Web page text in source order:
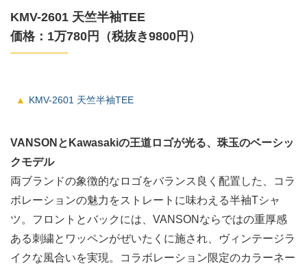
KMV-2601 天竺半袖TEE
価格：1万780円（税抜き9800円）
KMV-2601 天竺半袖TEE
VANSONとKawasakiの王道ロゴが光る、珠玉のベーシッ
クモデル
両ブランドの象徴的なロゴをバランス良く配置した、コラ
ボレーションの魅力をストレートに味わえる半袖Tシャ
ツ。フロントとバックには、VANSONならではの重厚感
ある刺繍とワッペンがぜいたくに施され、ヴィンテージラ
イクな風合いを実現。コラボレーション限定のカラーネー